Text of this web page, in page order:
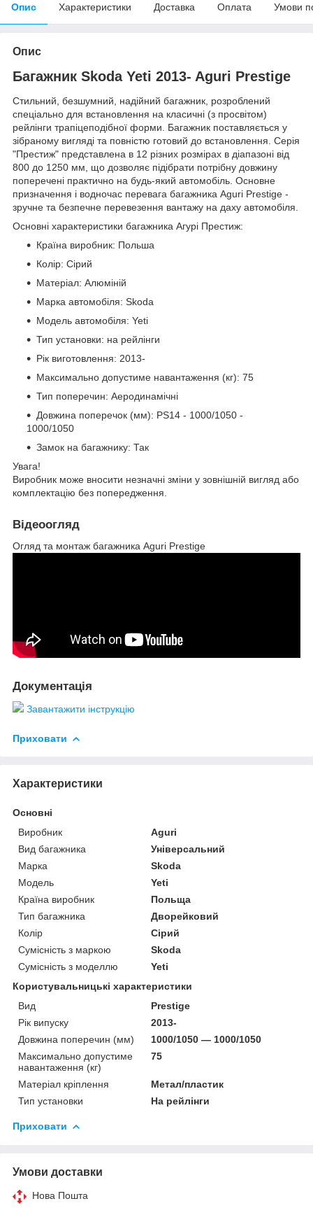
Опис Характеристики Доставка Оплата Умови
Опис
Багажник Skoda Yeti 2013- Aguri Prestige
Стильний, безшумний, надійний багажник, розроблений
спеціально для встановлення на класичні (з просвітом)
рейлінги трапіцеподібної форми. Багажник поставляється у
зібраному вигляді та повністю готовий до встановлення. Серія
"Престиж" представлена в 12 різних розмірах в діапазоні від
800 до 1250 мм, що дозволяє підібрати потрібну довжину
поперечені практично на будь-який автомобіль. Основне
призначення і водночас перевага багажника Aguri Prestige -
зручне та безпечне перевезення вантажу на даху автомобіля.
Основні характеристики багажника Агурі Престиж:
Країна виробник: Польша
Колір: Сірий
Матеріал: Алюміній
Марка автомобіля: Skoda
Модель автомобіля: Yeti
Тип установки: на рейлінги
Рік виготовлення: 2013-
Максимально допустиме навантаження (кг): 75
Тип поперечин: Аеродинамічні
Довжина поперечок (мм): PS14 - 1000/1050 -
1000/1050
Замок на багажнику: Так
Увага!
Виробник може вносити незначні зміни у зовнішній вигляд або
комплектацію без попередження.
Відеоогляд
Огляд та монтаж багажника Aguri Prestige
Документація
Завантажити інструкцію
Приховати
Характеристики
Основні
Виробник
Aguri
Вид багажника
Універсальний
Марка
Skoda
Модель
Yeti
Країна виробник
Польща
Тип багажника
Дворейковий
Колір
Сірий
Сумісність з маркою
Skoda
Сумісність з моделлю
Yeti
Користувальницькі характеристики
Вид
Prestige
Рік випуску
2013-
Довжина поперечин (мм)
1000/1050 — 1000/1050
Максимально допустиме
навантаження (кг)
75
Матеріал кріплення
Метал/пластик
Тип установки
На рейлінги
Приховати
Умови доставки
Нова Пошта